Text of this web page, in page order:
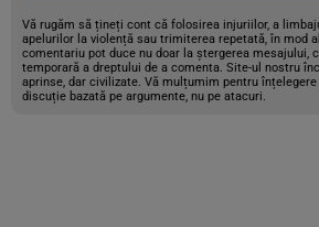
Vă rugăm să țineți cont că folosirea injuriilor, a
apelurilor la violență sau trimiterea repetată, în mod
comentariu pot duce nu doar la ștergerea mesajului,
temporară a dreptului de a comenta. Site-ul nostru
aprinse, dar civilizate. Vă mulțumim pentru
discuție bazată pe argumente, nu pe atacuri.